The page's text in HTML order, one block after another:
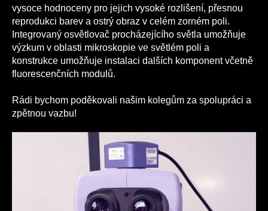
vysoce hodnoceny pro jejich vysoké rozlišení, přesnou
reprodukci barev a ostrý obraz v celém zorném poli.
Integrovaný osvětlovač procházejícího světla umožňuje
výzkum v oblasti mikroskopie ve světlém poli a
konstrukce umožňuje instalaci dalších komponent včetně
fluorescenčních modulů.
Rádi bychom poděkovali našim kolegům za spolupráci a
zpětnou vazbu!